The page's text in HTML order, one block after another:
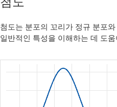
첨도는 분포의 꼬리가 정규 분포
일반적인 특성을 이해하는 데 도